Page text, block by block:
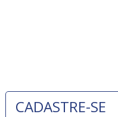
CADASTRE-SE